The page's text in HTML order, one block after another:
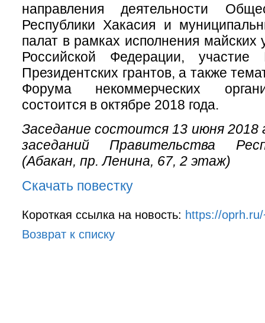
направления деятельности
Республики Хакасия и
палат в рамках исполнения майских
Российской Федерации,
Президентских грантов, а также
Форума некоммерческих
состоится в октябре 2018 года.
Заседание состоится 13 июня 2018
заседаний Правительства
(Абакан, пр. Ленина, 67, 2 этаж)
Скачать повестку
Короткая ссылка на новость: https://
Возврат к списку